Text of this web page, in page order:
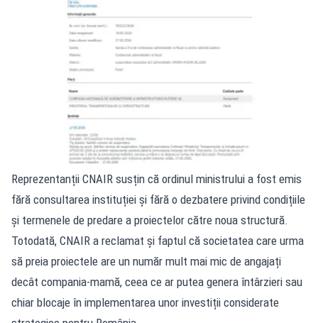
Reprezentanții CNAIR susțin că ordinul ministrului a fost emis
fără consultarea instituției și fără o dezbatere privind condițiile
și termenele de predare a proiectelor către noua structură.
Totodată, CNAIR a reclamat și faptul că societatea care urma
să preia proiectele are un număr mult mai mic de angajați
decât compania-mamă, ceea ce ar putea genera întârzieri sau
chiar blocaje în implementarea unor investiții considerate